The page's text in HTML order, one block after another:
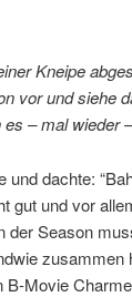
Kneipe
vor und siehe
– mal wieder
dachte:
gut und vor
der Season
Movie